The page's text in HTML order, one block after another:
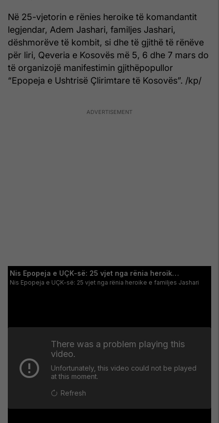
Në 25-vjetorin e rënies heroike të komandantit
legjendar, Adem Jashari, familjes Jashari,
dëshmorëve të kombit, si dhe të gjithë të rënëve
për liri, Qeveria e Kosovës më 5, 6 dhe 7 mars do
të organizojë manifestimin gjithëpopullor
“Epopeja e Ushtrisë Çlirimtare të Kosovës”. /kp/